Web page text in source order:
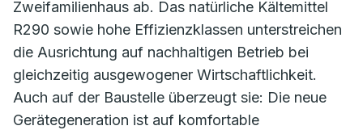
Zweifamilienhaus ab. Das natürliche Kältemittel
R290 sowie hohe Effizienzklassen unterstreichen
die Ausrichtung auf nachhaltigen Betrieb bei
gleichzeitig ausgewogener Wirtschaftlichkeit.
Auch auf der Baustelle überzeugt sie: Die neue
Gerätegeneration ist auf komfortable